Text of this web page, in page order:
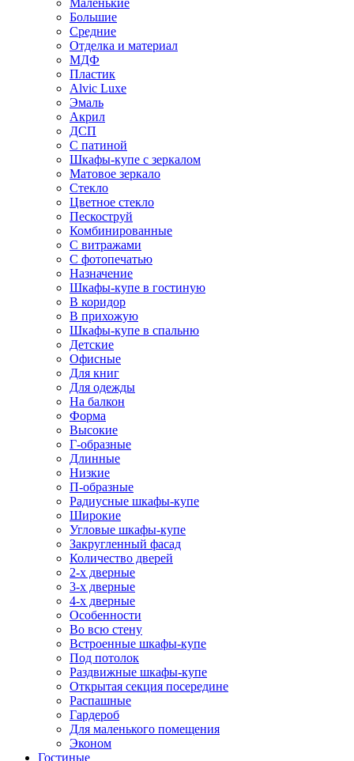
Маленькие
Большие
Средние
Отделка и материал
МДФ
Пластик
Alvic Luxe
Эмаль
Акрил
ДСП
С патиной
Шкафы-купе с зеркалом
Матовое зеркало
Стекло
Цветное стекло
Пескоструй
Комбинированные
С витражами
С фотопечатью
Назначение
Шкафы-купе в гостиную
В коридор
В прихожую
Шкафы-купе в спальню
Детские
Офисные
Для книг
Для одежды
На балкон
Форма
Высокие
Г-образные
Длинные
Низкие
П-образные
Радиусные шкафы-купе
Широкие
Угловые шкафы-купе
Закругленный фасад
Количество дверей
2-х дверные
3-х дверные
4-х дверные
Особенности
Во всю стену
Встроенные шкафы-купе
Под потолок
Раздвижные шкафы-купе
Открытая секция посередине
Распашные
Гардероб
Для маленького помещения
Эконом
Гостиные